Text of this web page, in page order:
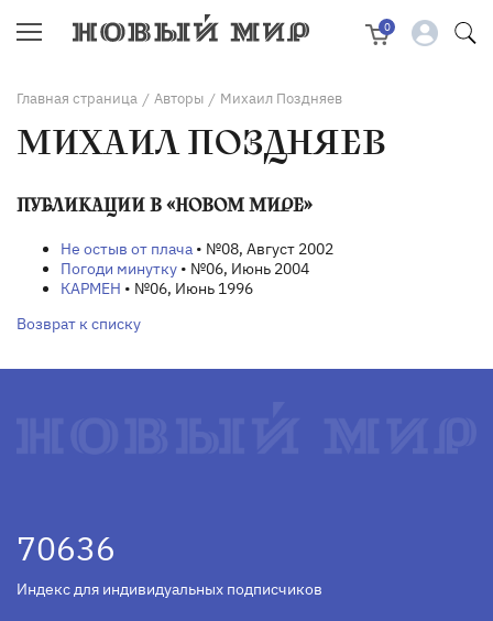
0
Главная страница / Авторы / Михаил Поздняев
МИХАИЛ ПОЗДНЯЕВ
ПУБЛИКАЦИИ В «НОВОМ МИРЕ»
Не остыв от плача • №08, Август 2002
Погоди минутку • №06, Июнь 2004
КАРМЕН • №06, Июнь 1996
Возврат к списку
70636
Индекс для индивидуальных подписчиков